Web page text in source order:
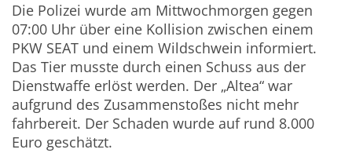
Die Polizei wurde am Mittwochmorgen gegen
07:00 Uhr über eine Kollision zwischen einem
PKW SEAT und einem Wildschwein informiert.
Das Tier musste durch einen Schuss aus der
Dienstwaffe erlöst werden. Der „Altea“ war
aufgrund des Zusammenstoßes nicht mehr
fahrbereit. Der Schaden wurde auf rund 8.000
Euro geschätzt.